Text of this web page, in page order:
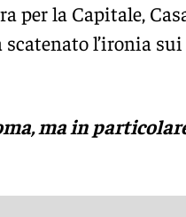
per la Capitale,
l’ironia
ma in